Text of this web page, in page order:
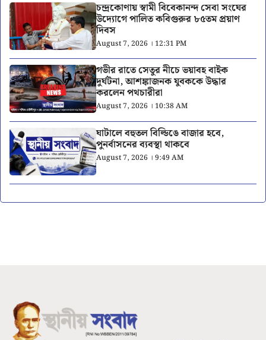
চন্দ্রকোণায় স্বামী বিবেকানন্দ সেবা সংঘের
উদ্যোগে পালিত কবিগুরুর ৮৫তম প্রয়াণ
দিবস
August 7, 2026 । 12:31 PM
গভীর রাতে সেতুর নীচে ভয়াবহ বাইক
দুর্ঘটনা, আশঙ্কাজনক যুবককে উদ্ধার
করলেন পথচারীরা
August 7, 2026 । 10:38 AM
ঘাটালে বহুতল বিল্ডিঙে বাজার হবে,
পুনর্বাসনের ব্যবস্থা থাকবে
August 7, 2026 । 9:49 AM